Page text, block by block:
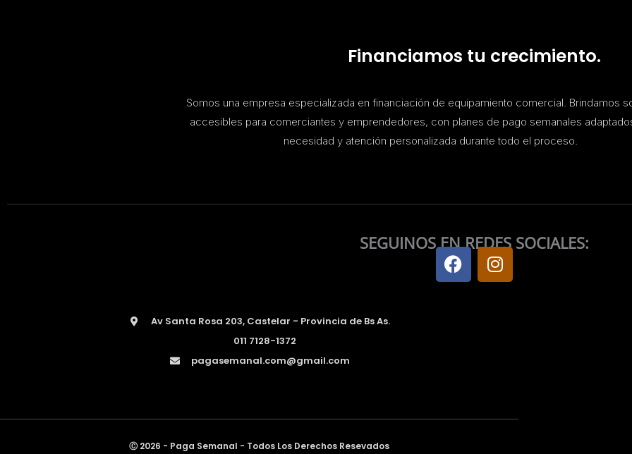
Financiamos tu crecimiento.
Somos una empresa especializada en financiación de equipamiento comercial. Brindamos
accesibles para comerciantes y emprendedores, con planes de pago semanales
necesidad y atención personalizada durante todo el proceso.
SEGUINOS EN REDES SOCIALES:
F
a
c
I
n
s
Av Santa Rosa 203, Castelar - Provincia de Bs As.
011 7128-1372
pagasemanal.com@gmail.com
Ⓒ 2026 - Paga Semanal - Todos Los Derechos Resevados